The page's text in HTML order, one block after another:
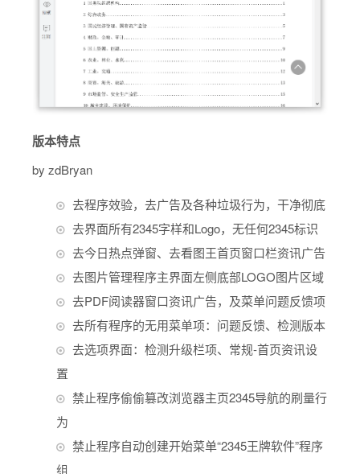
版本特点
by zdBryan
去程序效验，去广告及各种垃圾行为，干净彻底
去界面所有2345字样和Logo，无任何2345标识
去今日热点弹窗、去看图王首页窗口栏资讯广告
去图片管理程序主界面左侧底部LOGO图片区域
去PDF阅读器窗口资讯广告，及菜单问题反馈项
去所有程序的无用菜单项：问题反馈、检测版本
去选项界面：检测升级栏项、常规-首页资讯设
置
禁止程序偷偷篡改浏览器主页2345导航的刷量行
为
禁止程序自动创建开始菜单“2345王牌软件”程序
组